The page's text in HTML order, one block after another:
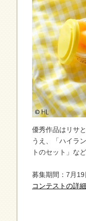
優秀作品はリサ
うえ、「ハイラ
トのセット」な
募集期間：7月
コンテストの詳